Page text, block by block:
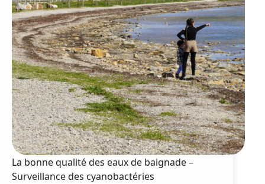
La bonne qualité des eaux de baignade –
Surveillance des cyanobactéries